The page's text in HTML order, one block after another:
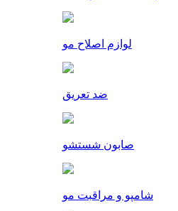
لوازم اصلاح مو
ضد تعریق
صابون شستشو
شامپو و مراقبت مو